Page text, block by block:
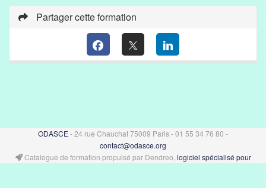
Partager cette formation
ODASCE- 24 rue Chauchat 75009 Paris - 01 55 34 76 80 -
contact@odasce.org
Catalogue de formation propulsé par Dendreo, logiciel spécialisé pour